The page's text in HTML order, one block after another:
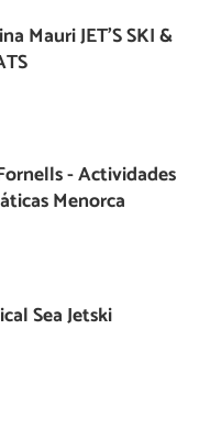
Mauri JET'S SKI &
- Actividades
Menorca
Sea Jetski